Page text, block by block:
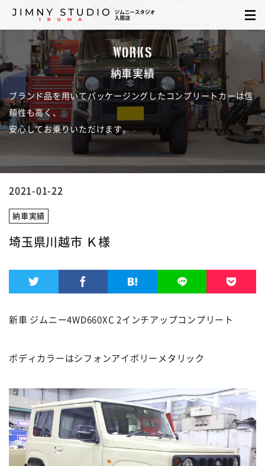
WORKS
納車実績
ブランド品を用いてパッケージングしたコンプリートカーは信
頼性も高く、
安心してお乗りいただけます。
2021-01-22
納車実績
埼玉県川越市 Ｋ様
新車 ジムニー4WD660XC 2インチアップコンプリート
ボディカラーはシフォンアイボリーメタリック